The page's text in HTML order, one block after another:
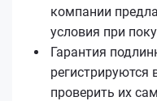
компании
условия при
Гарантия
проверить их